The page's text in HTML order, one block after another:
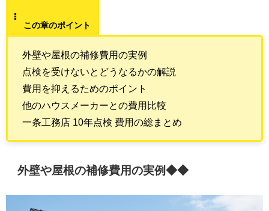
この章のポイント
外壁や屋根の補修費用の実例
点検を受けないとどうなるかの解説
費用を抑えるためのポイント
他のハウスメーカーとの費用比較
一条工務店 10年点検 費用の総まとめ
外壁や屋根の補修費用の実例◆◆